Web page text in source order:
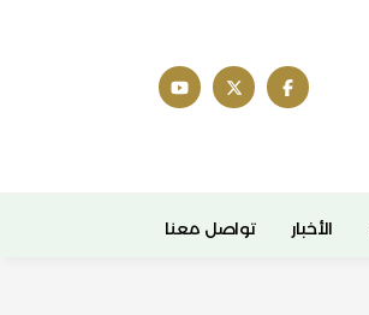
الأخبار تواصل معنا